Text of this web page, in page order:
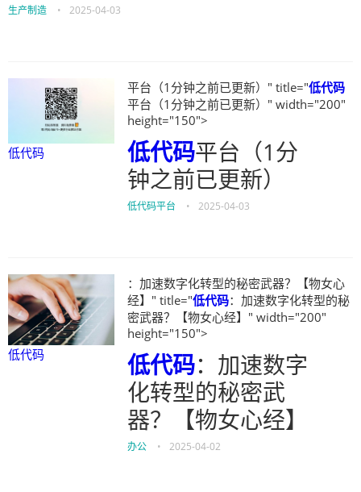
生产制造 • 2025-04-03
低代码
平台（1分钟之前已更新）" title="低代码
平台（1分钟之前已更新）" width="200"
height="150">
低代码平台（1分
钟之前已更新）
低代码平台 • 2025-04-03
低代码
：加速数字化转型的秘密武器？【物女心
经】" title="低代码：加速数字化转型的秘
密武器？【物女心经】" width="200"
height="150">
低代码：加速数字
化转型的秘密武
器？【物女心经】
办公 • 2025-04-02